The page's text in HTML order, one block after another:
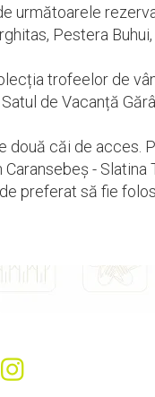
următoarele
Pestera
trofeelor de
de Vacanță
două căi de acces.
-
preferat să fie